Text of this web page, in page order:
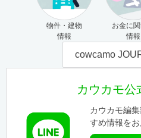
物件・建物
情報
お金に
情報
cowcamo
カウカモ公
カウカモ編
すめ情報をお